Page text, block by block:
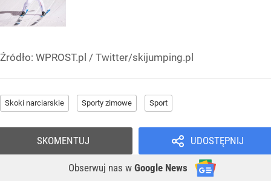
Źródło: WPROST.pl / Twitter/skijumping.pl
Skoki narciarskie Sporty zimowe Sport
UDOSTĘPNIJ
Obserwuj nas w Google News
SKOMENTUJ